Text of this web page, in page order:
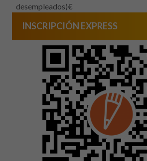
desempleados)€
INSCRIPCIÓN EXPRESS